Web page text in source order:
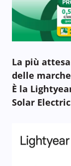
La più
delle
È la
Solar